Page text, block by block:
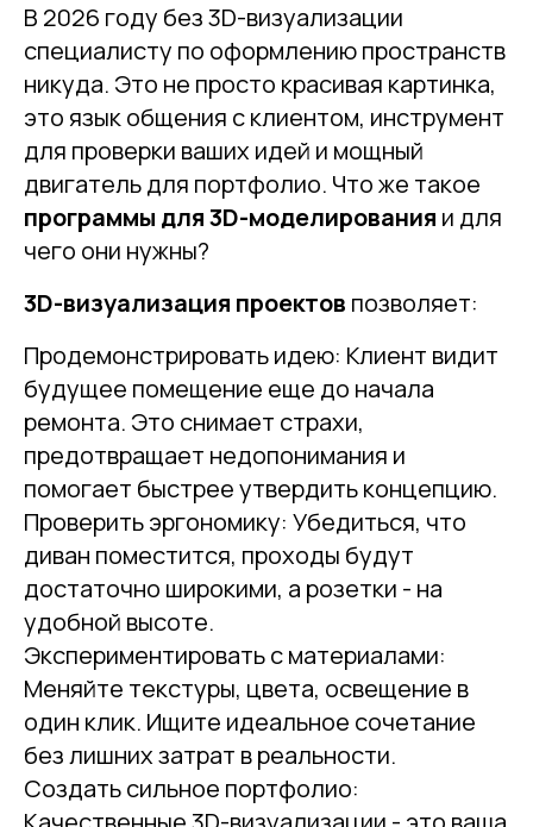
В 2026 году без 3D-визуализации
специалисту по оформлению пространств
никуда. Это не просто красивая картинка,
это язык общения с клиентом, инструмент
для проверки ваших идей и мощный
двигатель для портфолио. Что же такое
программы для 3D-моделирования и для
чего они нужны?
3D-визуализация проектов позволяет:
Продемонстрировать идею: Клиент видит
будущее помещение еще до начала
ремонта. Это снимает страхи,
предотвращает недопонимания и
помогает быстрее утвердить концепцию.
Проверить эргономику: Убедиться, что
диван поместится, проходы будут
достаточно широкими, а розетки - на
удобной высоте.
Экспериментировать с материалами:
Меняйте текстуры, цвета, освещение в
один клик. Ищите идеальное сочетание
без лишних затрат в реальности.
Создать сильное портфолио: